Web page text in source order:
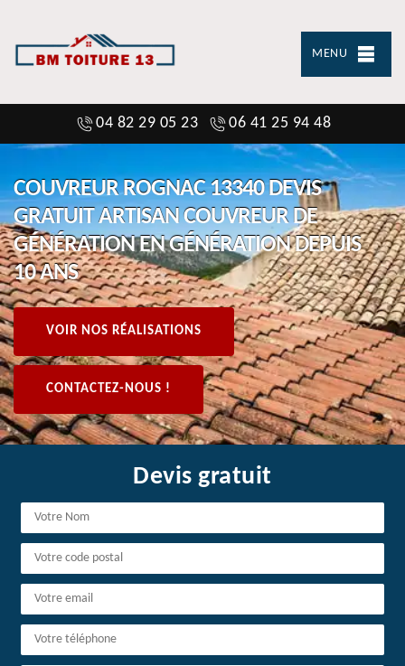
MENU
04 82 29 05 23 06 41 25 94 48
COUVREUR ROGNAC 13340 DEVIS
GRATUIT ARTISAN COUVREUR DE
GÉNÉRATION EN GÉNÉRATION DEPUIS
10 ANS
VOIR NOS RÉALISATIONS
CONTACTEZ-NOUS !
Devis gratuit